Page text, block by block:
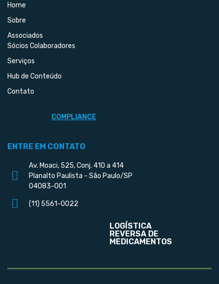
Home
Sobre
Associados
Sócios Colaboradores
Serviços
Hub de Conteúdo
Contato
COMPLIANCE
ENTRE EM CONTATO
Av. Moaci, 525, Conj. 410 a 414
Planalto Paulista - São Paulo/SP
04083-001
(11) 5561-0022
LOGÍSTICA
REVERSA DE
MEDICAMENTOS